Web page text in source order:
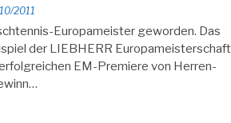
2011
Europameister geworden. Das
der LIEBHERR
EM-Premiere von Herren-